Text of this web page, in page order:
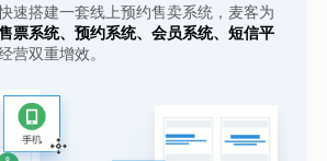
速搭建一套线上预约售卖系统，麦客为
票系统、预约系统、会员系统、短信平
营双重增效。